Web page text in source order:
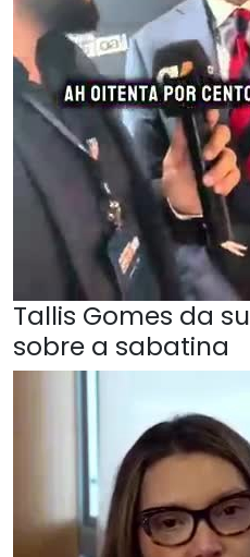
Tallis Gomes da
sobre a sabatina